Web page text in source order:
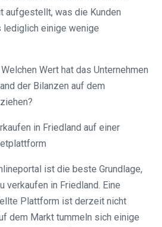
aufgestellt, was die Kunden
lediglich einige wenige
Wert hat das Unternehmen
der Bilanzen auf dem
in Friedland auf einer
ist die beste Grundlage,
verkaufen in Friedland. Eine
Plattform ist derzeit nicht
dem Markt tummeln sich einige